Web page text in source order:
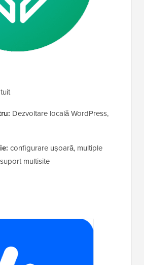
Dezvoltare locală WordPress,
configurare ușoară, multiple
multisite